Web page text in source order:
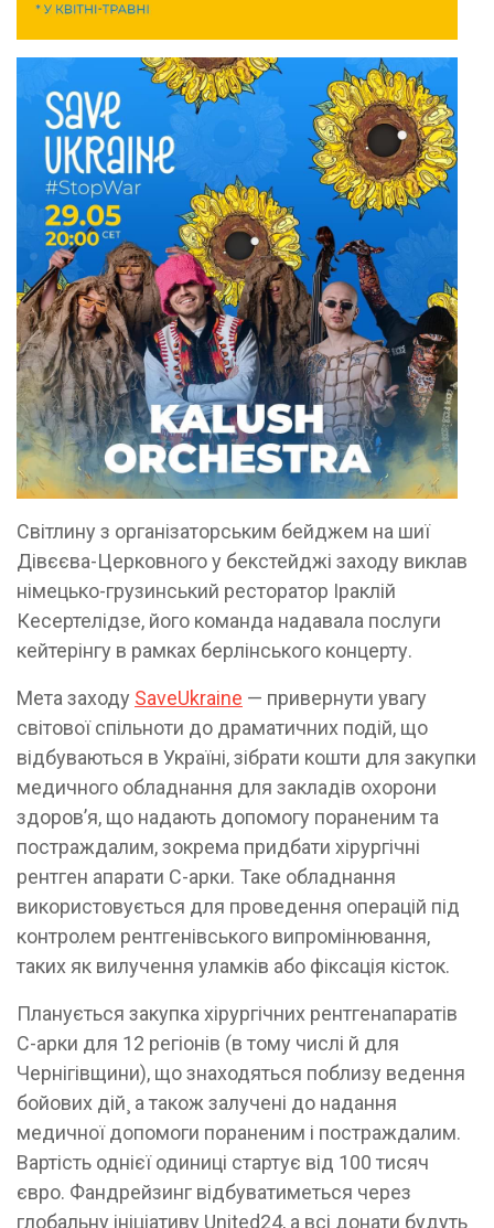
Світлину з організаторським бейджем на шиї
Дівєєва-Церковного у бекстейджі заходу виклав
німецько-грузинський ресторатор Іраклій
Кесертелідзе, його команда надавала послуги
кейтерінгу в рамках берлінського концерту.
Мета заходу SaveUkraine — привернути увагу
світової спільноти до драматичних подій, що
відбуваються в Україні, зібрати кошти для закупки
медичного обладнання для закладів охорони
здоров’я, що надають допомогу пораненим та
постраждалим, зокрема придбати хірургічні
рентген апарати С-арки. Таке обладнання
використовується для проведення операцій під
контролем рентгенівського випромінювання,
таких як вилучення уламків або фіксація кісток.
Планується закупка хірургічних рентгенапаратів
С-арки для 12 регіонів (в тому числі й для
Чернігівщини), що знаходяться поблизу ведення
бойових дій¸ а також залучені до надання
медичної допомоги пораненим і постраждалим.
Вартість однієї одиниці стартує від 100 тисяч
євро. Фандрейзинг відбуватиметься через
глобальну ініціативу United24, а всі донати будуть